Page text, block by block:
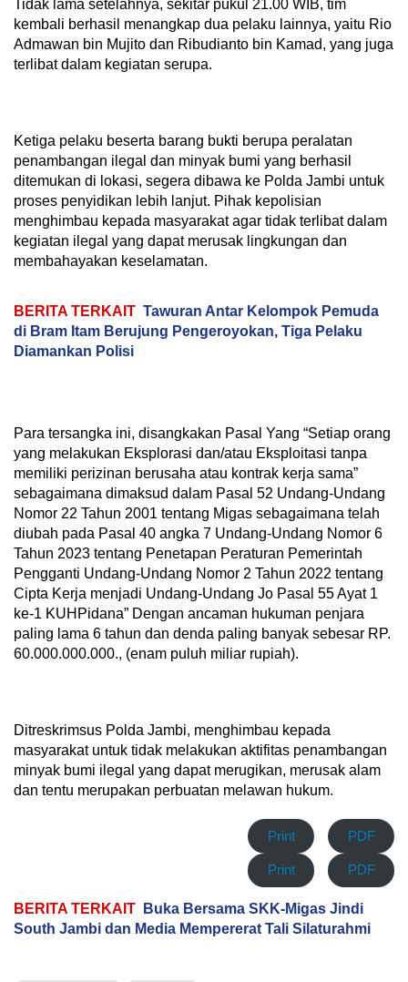
Tidak lama setelahnya, sekitar pukul 21.00 WIB, tim
kembali berhasil menangkap dua pelaku lainnya, yaitu Rio
Admawan bin Mujito dan Ribudianto bin Kamad, yang juga
terlibat dalam kegiatan serupa.
Ketiga pelaku beserta barang bukti berupa peralatan
penambangan ilegal dan minyak bumi yang berhasil
ditemukan di lokasi, segera dibawa ke Polda Jambi untuk
proses penyidikan lebih lanjut. Pihak kepolisian
menghimbau kepada masyarakat agar tidak terlibat dalam
kegiatan ilegal yang dapat merusak lingkungan dan
membahayakan keselamatan.
BERITA TERKAIT Tawuran Antar Kelompok Pemuda
di Bram Itam Berujung Pengeroyokan, Tiga Pelaku
Diamankan Polisi
Para tersangka ini, disangkakan Pasal Yang “Setiap orang
yang melakukan Eksplorasi dan/atau Eksploitasi tanpa
memiliki perizinan berusaha atau kontrak kerja sama”
sebagaimana dimaksud dalam Pasal 52 Undang-Undang
Nomor 22 Tahun 2001 tentang Migas sebagaimana telah
diubah pada Pasal 40 angka 7 Undang-Undang Nomor 6
Tahun 2023 tentang Penetapan Peraturan Pemerintah
Pengganti Undang-Undang Nomor 2 Tahun 2022 tentang
Cipta Kerja menjadi Undang-Undang Jo Pasal 55 Ayat 1
ke-1 KUHPidana” Dengan ancaman hukuman penjara
paling lama 6 tahun dan denda paling banyak sebesar RP.
60.000.000.000., (enam puluh miliar rupiah).
Ditreskrimsus Polda Jambi, menghimbau kepada
masyarakat untuk tidak melakukan aktifitas penambangan
minyak bumi ilegal yang dapat merugikan, merusak alam
dan tentu merupakan perbuatan melawan hukum.
Print PDF
Print PDF
BERITA TERKAIT
Buka Bersama SKK-Migas Jindi
South Jambi dan Media Mempererat Tali Silaturahmi